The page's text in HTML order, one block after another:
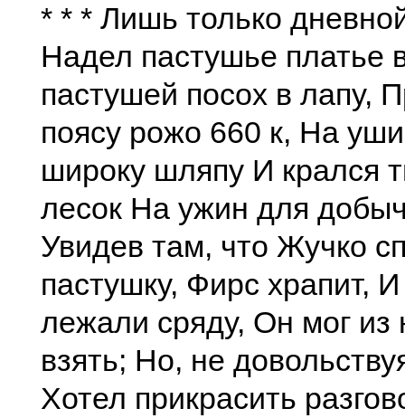
* * * Лишь только
Надел пастушье платье
пастушей посох в лапу,
поясу рожо 660 к, На
широку шляпу И крался
лесок На ужин для
Увидев там, что Жучко
пастушку, Фирс храпит,
лежали сряду, Он мог
взять; Но, не
Хотел прикрасить